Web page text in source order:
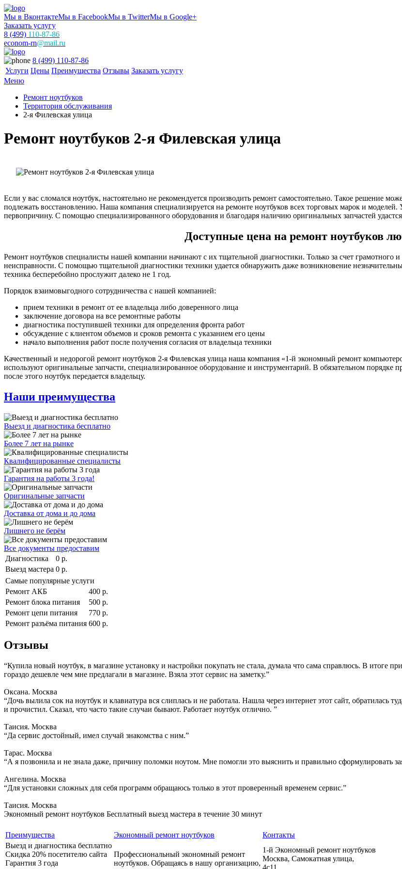
Мы в ВконтактеМы в FacebookМы в TwitterМы в Google+
Заказать услугу
8 (499) 110-87-86
econom-rn@mail.ru
8 (499) 110-87-86
Услуги Цены Преимущества Отзывы Заказать услугу
Меню
Ремонт ноутбуков
Территория обслуживания
2-я Филевская улица
Ремонт ноутбуков 2-я Филевская улица
Если у вас сломался ноутбук, настоятельно не рекомендуется производить ремонт самостоятельно. Такое решение
подлежать восстановлению. Наша компания специализируется на ремонте ноутбуков всех торговых марок и
первопричину. С помощью специализированного оборудования и благодаря наличию оригинальных запчастей
Доступные цена на ремонт ноутбуков
Ремонт ноутбуков специалисты нашей компании начинают с их тщательной диагностики. Только за счет грамотного
неисправности. С помощью тщательной диагностики техники удается обнаружить даже возникновение
техника бесперебойно прослужит далеко не 1 год.
Порядок взаимовыгодного сотрудничества с нашей компанией:
прием техники в ремонт от ее владельца либо доверенного лица
заключение договора на все ремонтные работы
диагностика поступившей техники для определения фронта работ
обсуждение с клиентом объемов и сроков ремонта с указанием его цены
начало выполнения работ после получения согласия от владельца техники
Качественный и недорогой ремонт ноутбуков 2-я Филевская улица наша компания «1-й экономный ремонт
используют оригинальные запчасти, специализированное оборудование и инструментарий. В обязательном порядке
после этого ноутбук передается владельцу.
Наши преимущества
Выезд и диагностика бесплатно
Более 7 лет на рынке
Квалифицированные специалисты
Гарантия на работы 3 года!
Оригинальные запчасти
Доставка от дома и до дома
Лишнего не берём
Все документы предоставим
Диагностика
0 р.
Выезд мастера 0 р.
Самые популярные услуги
Ремонт АКБ
400 р.
Ремонт блока питания
500 р.
Ремонт цепи питания
770 р.
Ремонт разъёма питания 600 р.
Отзывы
“Купила новый ноутбук, в магазине установку и настройки покупать не стала, думала что сама справлюсь. В итоге
гораздо дешевле чем мне предлагали в магазине. Взяла этот сервис на заметку.”
Оксана. Москва
“Дочь вылила сок на ноутбук и клавиатура вся слиплась и не работала. Нашла через интернет этот сайт, обратилась
и прочистил. Сказал, что часто такие случаи бывают. Работает ноутбук отлично. ”
Таисия. Москва
“Да сервис достойный, имел случай знакомства с ним.”
Тарас. Москва
“А я позвонила и не знала даже, причину поломки ноутом. Мне помогли это выяснить и правильно сформулировать
Ангелина. Москва
“Для установки сложных для себя программ обращаюсь только в этот проверенный временем сервис.”
Таисия. Москва
Экономный ремонт ноутбуков Бесплатный выезд мастера в течение 30 минут
Преимущества Экономный ремонт ноутбуков
Контакты
Выезд и диагностика бесплатно
Скидка 20% посетителю сайта
Гарантия 3 года
Профессиональный экономный ремонт
ноутбуков. Обращаясь в нашу организацию,
1-й Экономный ремонт ноутбуков
Москва, Самокатная улица,